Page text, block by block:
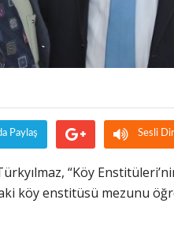
Paylaş Sesli
“Köy
köy enstitüsü mezunu